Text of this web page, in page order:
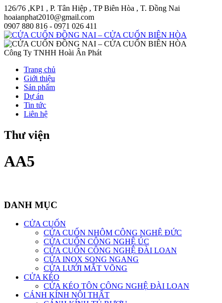
126/76 ,KP1 , P. Tân Hiệp , TP Biên Hòa , T. Đồng Nai
hoaianphat2010@gmail.com
0907 880 816 - 0971 026 411
Công Ty TNHH Hoài Ân Phát
Trang chủ
Giới thiệu
Sản phẩm
Dự án
Tin tức
Liên hệ
Thư viện
AA5
DANH MỤC
CỬA CUỐN
CỬA CUỐN NHÔM CÔNG NGHỆ ĐỨC
CỬA CUỐN CÔNG NGHỆ ÚC
CỬA CUỐN CÔNG NGHỆ ĐÀI LOAN
CỬA INOX SONG NGANG
CỬA LƯỚI MẮT VÕNG
CỬA KÉO
CỬA KÉO TÔN CÔNG NGHỆ ĐÀI LOAN
CÁNH KÍNH NỘI THẤT